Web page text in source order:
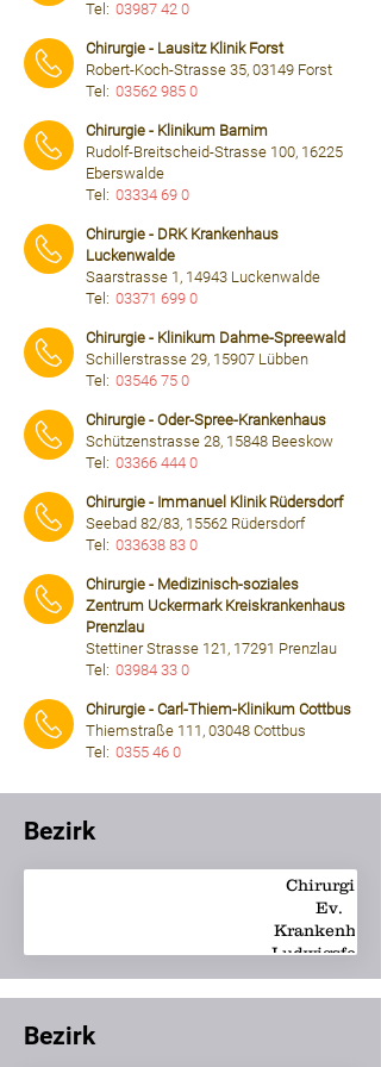
Tel: 03987 42 0
Chirurgie - Lausitz Klinik Forst
Robert-Koch-Strasse 35, 03149 Forst
Tel: 03562 985 0
Chirurgie - Klinikum Barnim
Rudolf-Breitscheid-Strasse 100, 16225
Eberswalde
Tel: 03334 69 0
Chirurgie - DRK Krankenhaus
Luckenwalde
Saarstrasse 1, 14943 Luckenwalde
Tel: 03371 699 0
Chirurgie - Klinikum Dahme-Spreewald
Schillerstrasse 29, 15907 Lübben
Tel: 03546 75 0
Chirurgie - Oder-Spree-Krankenhaus
Schützenstrasse 28, 15848 Beeskow
Tel: 03366 444 0
Chirurgie - Immanuel Klinik Rüdersdorf
Seebad 82/83, 15562 Rüdersdorf
Tel: 033638 83 0
Chirurgie - Medizinisch-soziales
Zentrum Uckermark Kreiskrankenhaus
Prenzlau
Stettiner Strasse 121, 17291 Prenzlau
Tel: 03984 33 0
Chirurgie - Carl-Thiem-Klinikum Cottbus
Thiemstraße 111, 03048 Cottbus
Tel: 0355 46 0
Bezirk
Chirurgie -
Ev.
Krankenhaus
Ludwigsfelde-
Teltow
Bezirk